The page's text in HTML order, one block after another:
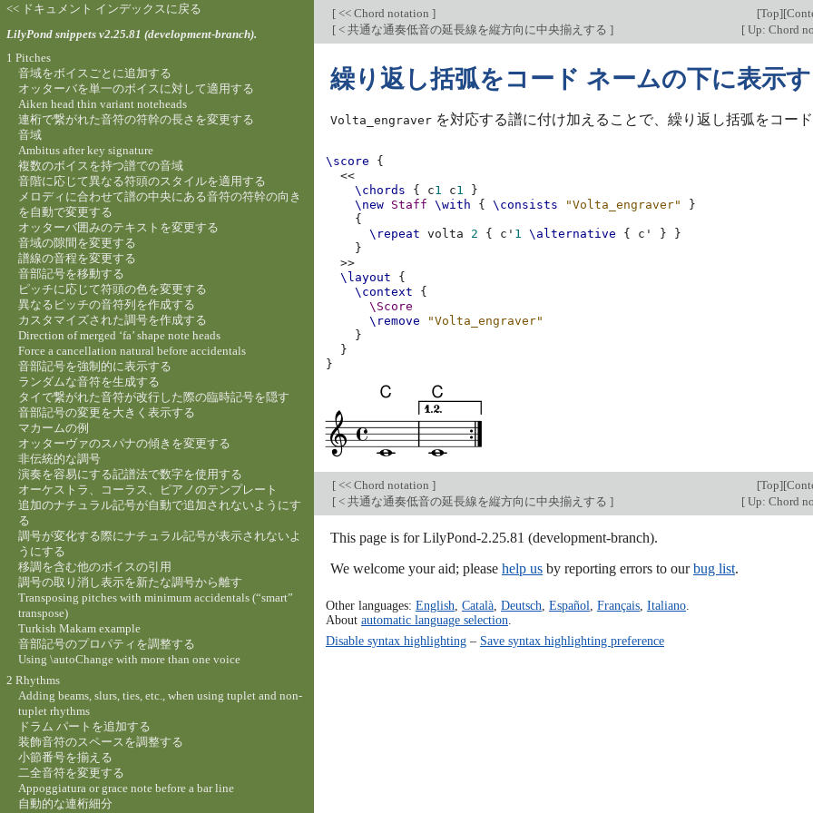
[ << Chord notation ] [Top][
[ < 共通な通奏低音の延長線を縦方向に中央揃えする ] [Up: Chord
繰り返し括弧をコード ネームの下に表示
Volta_engraver を対応する譜に付け加えることで、繰り返し括弧をコー
\score
{
<<
\chords
{ c1 c1
}
\new Staff \with { \consists "Volta_engraver"
}
{
\repeat
volta 2 { c' 1 \alternative { c' }
}
}
>>
\layout
{
\context
{
\Score
\remove
"Volta_engraver"
}
}
}
[ << Chord notation ] [Top][
[ < 共通な通奏低音の延長線を縦方向に中央揃えする ] [Up: Chord
This page is for LilyPond-2.25.81 (development-branch).
We welcome your aid; please help us by reporting errors to ourbug list.
Other languages: English Català, Deutsch Español Français, Italiano.
About automatic language selection
Disable syntax highlighting– Save syntax highlighting preference
<< ドキュメント インデックスに戻る
LilyPond snippets v2.25.81 (development-branch).
1 Pitches
音域をボイスごとに追加する
オッターバを単一のボイスに対して適用する
Aiken head thin variant noteheads
連桁で繋がれた音符の符幹の長さを変更する
音域
Ambitus after key signature
複数のボイスを持つ譜での音域
音階に応じて異なる符頭のスタイルを適用する
メロディに合わせて譜の中央にある音符の符幹の向き
を自動で変更する
オッターバ囲みのテキストを変更する
音域の隙間を変更する
譜線の音程を変更する
音部記号を移動する
ピッチに応じて符頭の色を変更する
異なるピッチの音符列を作成する
カスタマイズされた調号を作成する
Direction of merged ‘fa’ shape note heads
Force a cancellation natural before accidentals
音部記号を強制的に表示する
ランダムな音符を生成する
タイで繋がれた音符が改行した際の臨時記号を隠す
音部記号の変更を大きく表示する
マカームの例
オッターヴァのスパナの傾きを変更する
非伝統的な調号
演奏を容易にする記譜法で数字を使用する
オーケストラ、コーラス、ピアノのテンプレート
追加のナチュラル記号が自動で追加されないようにす
る
調号が変化する際にナチュラル記号が表示されないよ
うにする
移調を含む他のボイスの引用
調号の取り消し表示を新たな調号から離す
Transposing pitches with minimum accidentals (“smart”
transpose)
Turkish Makam example
音部記号のプロパティを調整する
Using \autoChange with more than one voice
2 Rhythms
Adding beams, slurs, ties, etc., when using tuplet and non-
tuplet rhythms
ドラム パートを追加する
装飾音符のスペースを調整する
小節番号を揃える
二全音符を変更する
Appoggiatura or grace note before a bar line
自動的な連桁細分